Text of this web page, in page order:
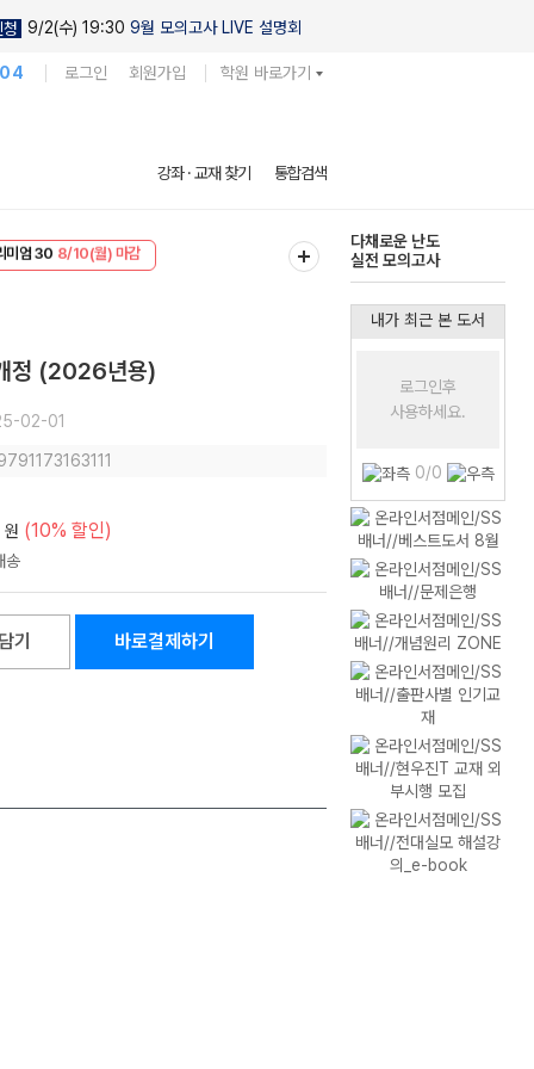
청 9/2(수) 19:30 9월 모의고사 LIVE 설명회
로그인 회원가입 학원 바로가기
강좌 · 교재 찾기 통합검색
8/10(월) 마감
다채로운 난도
실전 모의고사
정 (2026년용)
02-01
원 (10% 할인)
기 바로결제하기
내가 최근 본 도서
로그인후
사용하세요.
0/0